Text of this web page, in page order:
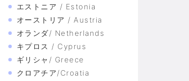
エストニア / Estonia
オーストリア / Austria
オランダ/ Netherlands
キプロス / Cyprus
ギリシャ/ Greece
クロアチア/Croatia